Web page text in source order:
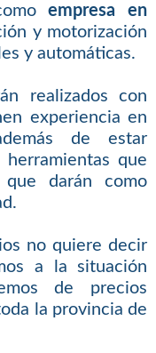
empresa en
y motorización
y automáticas.
realizados con
experiencia en
de estar
herramientas que
darán como
no quiere decir
a la situación
de precios
la provincia de